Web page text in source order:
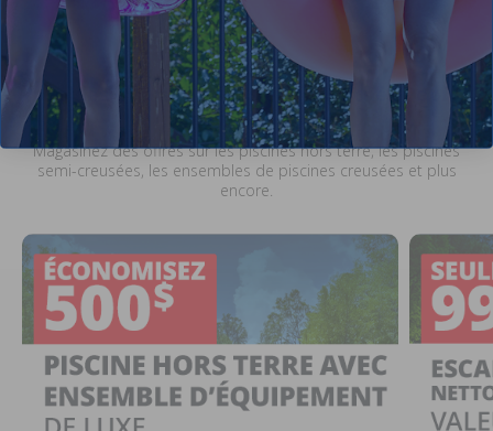
Soldes et promotions en cours chez Pool
Supplies Canada
Magasinez des offres sur les piscines hors terre, les piscines
semi-creusées, les ensembles de piscines creusées et plus
encore.